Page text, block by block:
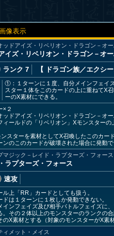
像表示
ッドアイズ・リベリオン・ドラゴン－オ
イズ・リベリオン・ドラゴン－オ
ランク 7 【 ドラゴン族／エクシ
①：１ターンに１度、自分メインフェイ
スター１体をこのカードの上に重ねてX
ーのX素材にできる。
×２
ッドアイズ・リベリオン・ドラゴン－オ
ィールドの「リベリオン」Xモンスター
スターを素材としてX召喚したこのカー
のこのカードが破壊された場合に発動
マジック－レイド・ラプターズ・フォース
ラプターズ・フォース
速攻
上「RR」カードとしても扱う。
は１ターンに１枚しか発動できない。
ンフェイズ及び相手バトルフェイズに
。その２体以上のモンスターのランクの
のX素材とする（対象のモンスターがX素
ィメット・メイス